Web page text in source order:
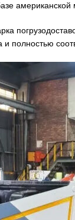
американской
полностью